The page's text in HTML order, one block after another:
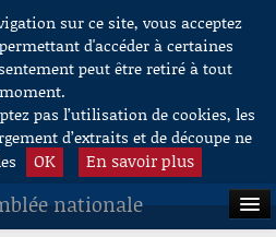
sur ce site, vous acceptez
d'accéder à certaines
peut être retiré à tout
moment.
pas l’utilisation de cookies, les
d’extraits et de découpe ne
OK En savoir plus
nationale